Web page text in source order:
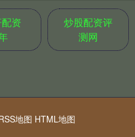
配资
炒股配资评
测网
地图 HTML地图